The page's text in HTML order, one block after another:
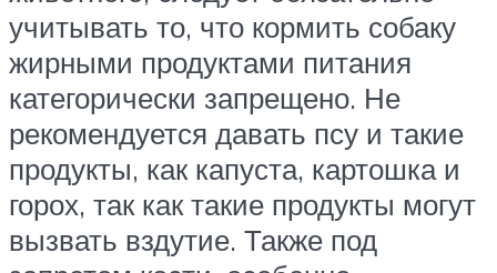
учитывать то, что кормить собаку
жирными продуктами питания
категорически запрещено. Не
рекомендуется давать псу и такие
продукты, как капуста, картошка и
горох, так как такие продукты могут
вызвать вздутие. Также под